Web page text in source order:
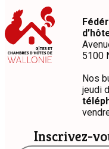
Inscrivez-
5100
Nos
jeudi